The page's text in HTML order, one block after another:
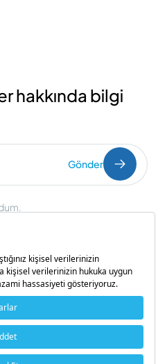
hakkında bilgi
Gönder
Her hakkı saklıdır.